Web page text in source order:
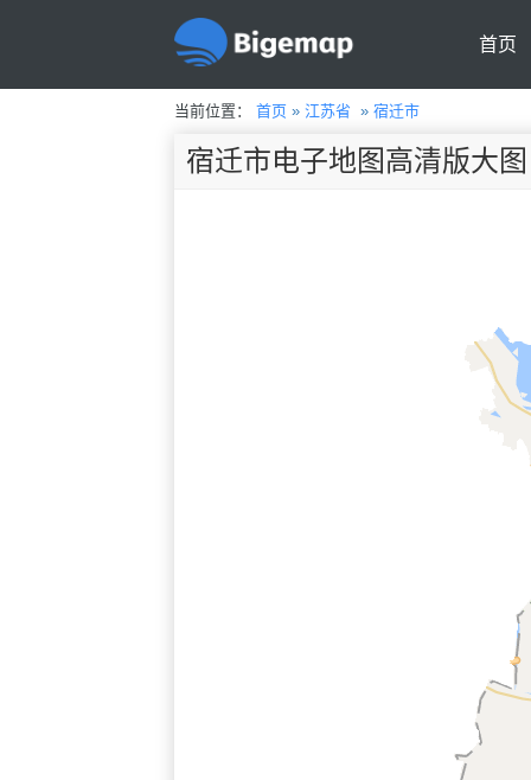
首页
当前位置： 首页» 江苏省 » 宿迁市
宿迁市电子地图高清版大图